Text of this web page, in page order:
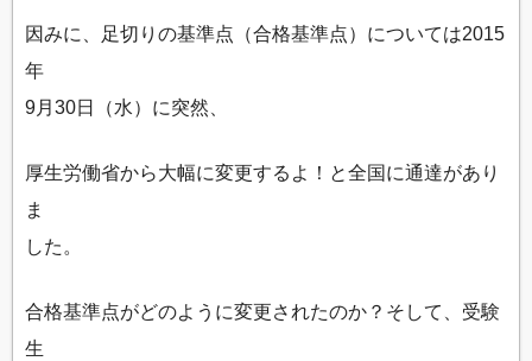
因みに、足切りの基準点（合格基準点）については2015
年
9月30日（水）に突然、
厚生労働省から大幅に変更するよ！と全国に通達があり
ま
した。
合格基準点がどのように変更されたのか？そして、受験
生